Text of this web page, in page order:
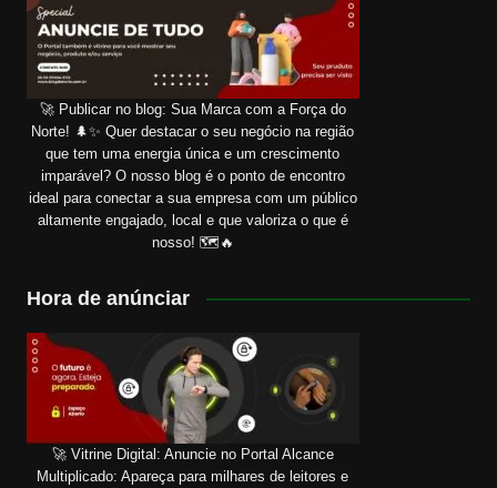
🚀 Publicar no blog: Sua Marca com a Força do
Norte! 🌲✨ Quer destacar o seu negócio na região
que tem uma energia única e um crescimento
imparável? O nosso blog é o ponto de encontro
ideal para conectar a sua empresa com um público
altamente engajado, local e que valoriza o que é
nosso! 🗺️🔥
Hora de anúnciar
🚀 Vitrine Digital: Anuncie no Portal Alcance
Multiplicado: Apareça para milhares de leitores e